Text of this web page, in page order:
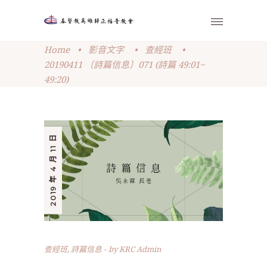
Home • 影音文字 • 查經班
•
20190411 〔詩篇信息〕071 (詩篇 49:01~
49:20)
2019 年 4 月 11 日
查經班, 詩篇信息 byKRC Admin